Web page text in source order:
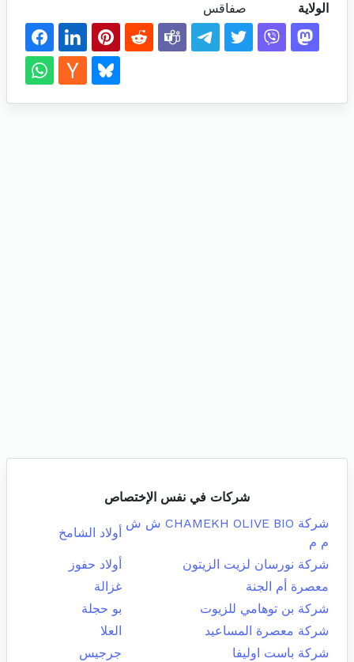
الولاية
صفاقس
شركات في نفس الإختصاص
شركة CHAMEKH OLIVE BIO ش ش
م م
أولاد الشامخ
شركة نورسان لزيت الزيتون
أولاد حفوز
معصرة أم الجنة
غزالة
شركة بن توهامي للزيوت
بو حجلة
شركة معصرة المساعيد
العلا
شركة باست اوليفا
جرجيس